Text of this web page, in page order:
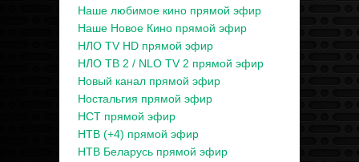
Наше любимое кино прямой эфир
Наше Новое Кино прямой эфир
НЛО TV HD прямой эфир
НЛО ТВ 2 / NLO TV 2 прямой эфир
Новый канал прямой эфир
Ностальгия прямой эфир
НСТ прямой эфир
НТВ (+4) прямой эфир
НТВ Беларусь прямой эфир